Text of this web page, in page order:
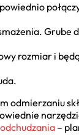
Grube
rozmiar i
odmierzaniu
–